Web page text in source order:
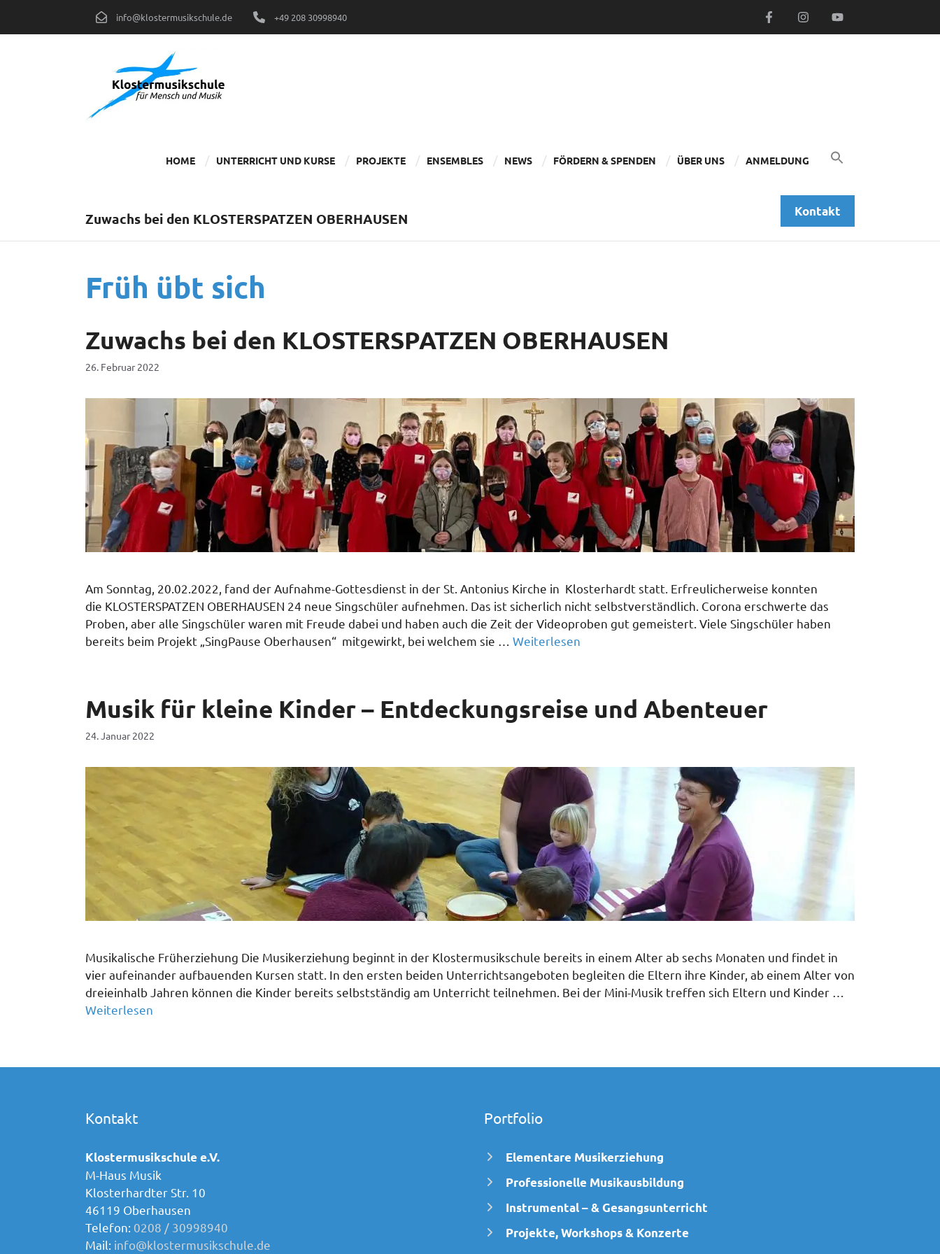
info@klostermusikschule.de +49 208 30998940
HOME UNTERRICHT UND KURSE PROJEKTE ENSEMBLES NEWS FÖRDERN & SPENDEN ÜBER UNS ANMELDUNG
Zuwachs bei den KLOSTERSPATZEN OBERHAUSEN Kontakt
Früh übt sich
Zuwachs bei den KLOSTERSPATZEN OBERHAUSEN
26. Februar 2022
Am Sonntag, 20.02.2022, fand der Aufnahme-Gottesdienst in der St. Antonius Kirche in Klosterhardt statt. Erfreulicherweise konnten
die KLOSTERSPATZEN OBERHAUSEN 24 neue Singschüler aufnehmen. Das ist sicherlich nicht selbstverständlich. Corona erschwerte das
Proben, aber alle Singschüler waren mit Freude dabei und haben auch die Zeit der Videoproben gut gemeistert. Viele Singschüler haben
bereits beim Projekt „SingPause Oberhausen“ mitgewirkt, bei welchem sie … Weiterlesen
Musik für kleine Kinder – Entdeckungsreise und Abenteuer
24. Januar 2022
Musikalische Früherziehung Die Musikerziehung beginnt in der Klostermusikschule bereits in einem Alter ab sechs Monaten und findet in
vier aufeinander aufbauenden Kursen statt. In den ersten beiden Unterrichtsangeboten begleiten die Eltern ihre Kinder, ab einem Alter von
dreieinhalb Jahren können die Kinder bereits selbstständig am Unterricht teilnehmen. Bei der Mini-Musik treffen sich Eltern und Kinder …
Weiterlesen
Kontakt
Klostermusikschule e.V.
M-Haus Musik
Klosterhardter Str. 10
46119 Oberhausen
Telefon: 0208 / 30998940
Mail: info@klostermusikschule.de
Portfolio
Elementare Musikerziehung
Professionelle Musikausbildung
Instrumental – & Gesangsunterricht
Projekte, Workshops & Konzerte